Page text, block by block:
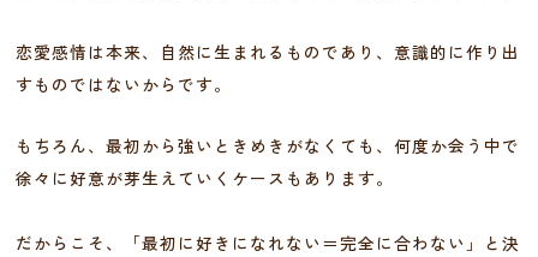
恋愛感情は本来、自然に生まれるものであり、意識的に作り出
すものではないからです。
もちろん、最初から強いときめきがなくても、何度か会う中で
徐々に好意が芽生えていくケースもあります。
だからこそ、「最初に好きになれない＝完全に合わない」と決